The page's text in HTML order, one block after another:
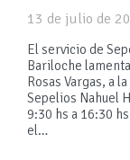
13 de julio de
El servicio de
Bariloche
Rosas Vargas, a
Sepelios Nahuel
9:30 hs a 16:30
el…